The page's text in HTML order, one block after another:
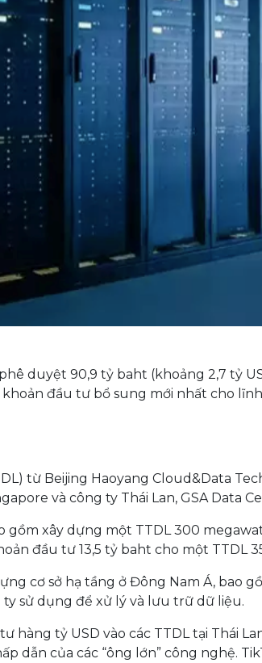
duyệt 90,9 tỷ baht (khoảng 2,7 tỷ
đầu tư bổ sung mới nhất cho
từ Beijing Haoyang Cloud&Data
và công ty Thái Lan, GSA Data
gồm xây dựng một TTDL 300
đầu tư 13,5 tỷ baht cho một TTDL
cơ sở hạ tầng ở Đông Nam Á, bao
sử dụng để xử lý và lưu trữ dữ liệu.
tỷ USD vào các TTDL tại Thái
dẫn của các “ông lớn” công nghệ.